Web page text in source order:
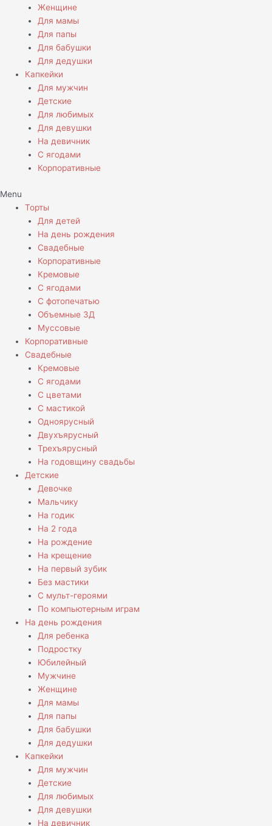
Женщине
Для мамы
Для папы
Для бабушки
Для дедушки
Капкейки
Для мужчин
Детские
Для любимых
Для девушки
На девичник
С ягодами
Корпоративные
Menu
Торты
Для детей
На день рождения
Свадебные
Корпоративные
Кремовые
С ягодами
С фотопечатью
Объемные 3Д
Муссовые
Корпоративные
Свадебные
Кремовые
С ягодами
С цветами
С мастикой
Одноярусный
Двухъярусный
Трехъярусный
На годовщину свадьбы
Детские
Девочке
Мальчику
На годик
На 2 года
На рождение
На крещение
На первый зубик
Без мастики
С мульт-героями
По компьютерным играм
На день рождения
Для ребенка
Подростку
Юбилейный
Мужчине
Женщине
Для мамы
Для папы
Для бабушки
Для дедушки
Капкейки
Для мужчин
Детские
Для любимых
Для девушки
На девичник